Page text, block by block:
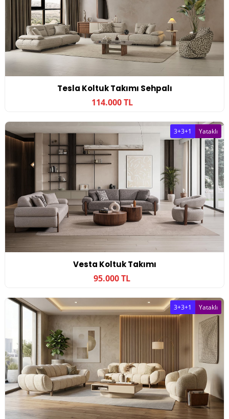
Tesla Koltuk Takımı Sehpalı
114.000 TL
Vesta Koltuk Takımı
95.000 TL
3+3+1 Yataklı
3+3+1 Yataklı